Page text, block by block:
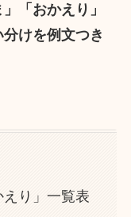
「おかえり」
けを例文つき
り」一覧表